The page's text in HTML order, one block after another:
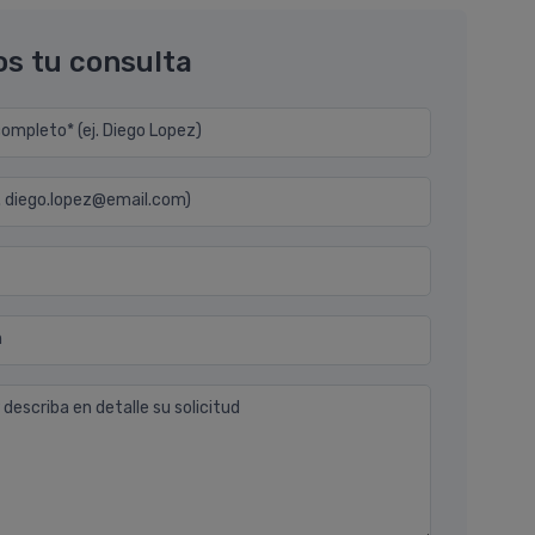
tu consulta
(ej. Diego Lopez)
diego.lopez@email.com)
en detalle su solicitud